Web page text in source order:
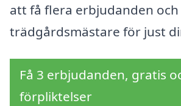
att få flera erbjudanden
trädgårdsmästare för just
Få 3 erbjudanden, gratis
förpliktelser